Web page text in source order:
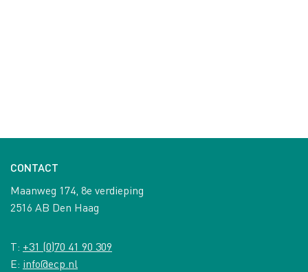
CONTACT
Maanweg 174, 8e verdieping
2516 AB Den Haag
T: +31 (0)70 41 90 309
E: info@ecp.nl